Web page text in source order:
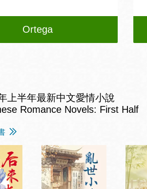
Ortega
上半年最新中文愛情小說
Romance Novels: First Half